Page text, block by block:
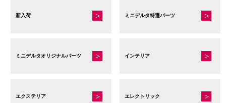
新入荷 ミニデルタ特選パーツ
ミニデルタオリジナルパーツ インテリア
エクステリア エレクトリック